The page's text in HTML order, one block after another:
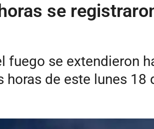
se
fuego se extendieron
horas de este lunes 18